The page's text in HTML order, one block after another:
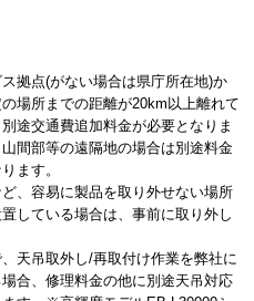
ス拠点(がない場合は県庁所在地)か
場所までの距離が20km以上離れて
途交通費追加料金が必要となりま
間部等の遠隔地の場合は別途料金
ます。
ど、容易に製品を取り外せない場所
している場合は、事前に取り外し
、天吊取外し/再取付け作業を弊社に
合、修理料金の他に別途天吊対応